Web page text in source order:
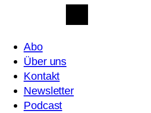
Abo
Über uns
Kontakt
Newsletter
Podcast